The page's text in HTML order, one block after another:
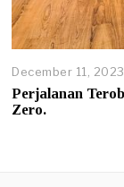
December 11, 2023
Perjalanan
Zero.